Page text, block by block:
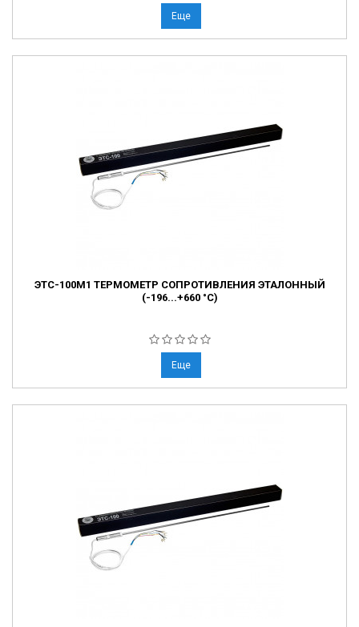
Еще
ЭТС-100М1 ТЕРМОМЕТР СОПРОТИВЛЕНИЯ ЭТАЛОННЫЙ
(-196...+660 °С)
Еще